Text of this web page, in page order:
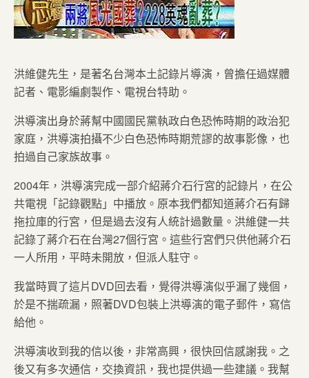
洪維健先生，是著名台灣本土記錄片導演，曾擔任過媒體
記者、電影編劇製作、電視台特助。
洪導演出身於蔣幫中國國民黨執政白色恐怖時期的政治犯
家庭，洪導演拍攝不少白色恐怖時期荒謬的故事影像，也
拍過自己家族故事。
2004年，洪導演完成一部介紹蔣介石行宮的記錄片，在公
共電視「記錄觀點」中播放。原本我們都知道蔣介石有歸
拖拉庫的行宮，但是過去沒有人統計過數量。洪維健一共
記錄了蔣介石在台灣27個行宮。這些行宮們只供他蔣介石
一人所用，平時未開放，但派人駐守。
我當時買了這片DVD回去看，覺得洪導演似乎漏了幾個，
於是不揣疏漏，照著DVD包裝上洪導演的電子郵件，寫信
給他。
洪導演收到我的信以後，非常高興，很快回信感謝我。之
後又有多次通信，交換資訊，我也提供過一些建議。我幫